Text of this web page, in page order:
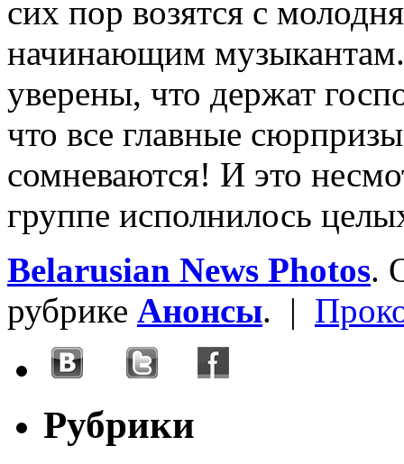
сих пор возятся с
начинающим
уверены, что держат
что все главные
сомневаются! И это
группе исполнилось
Belarusian News Photos.
рубрике Анонсы. |
Рубрики